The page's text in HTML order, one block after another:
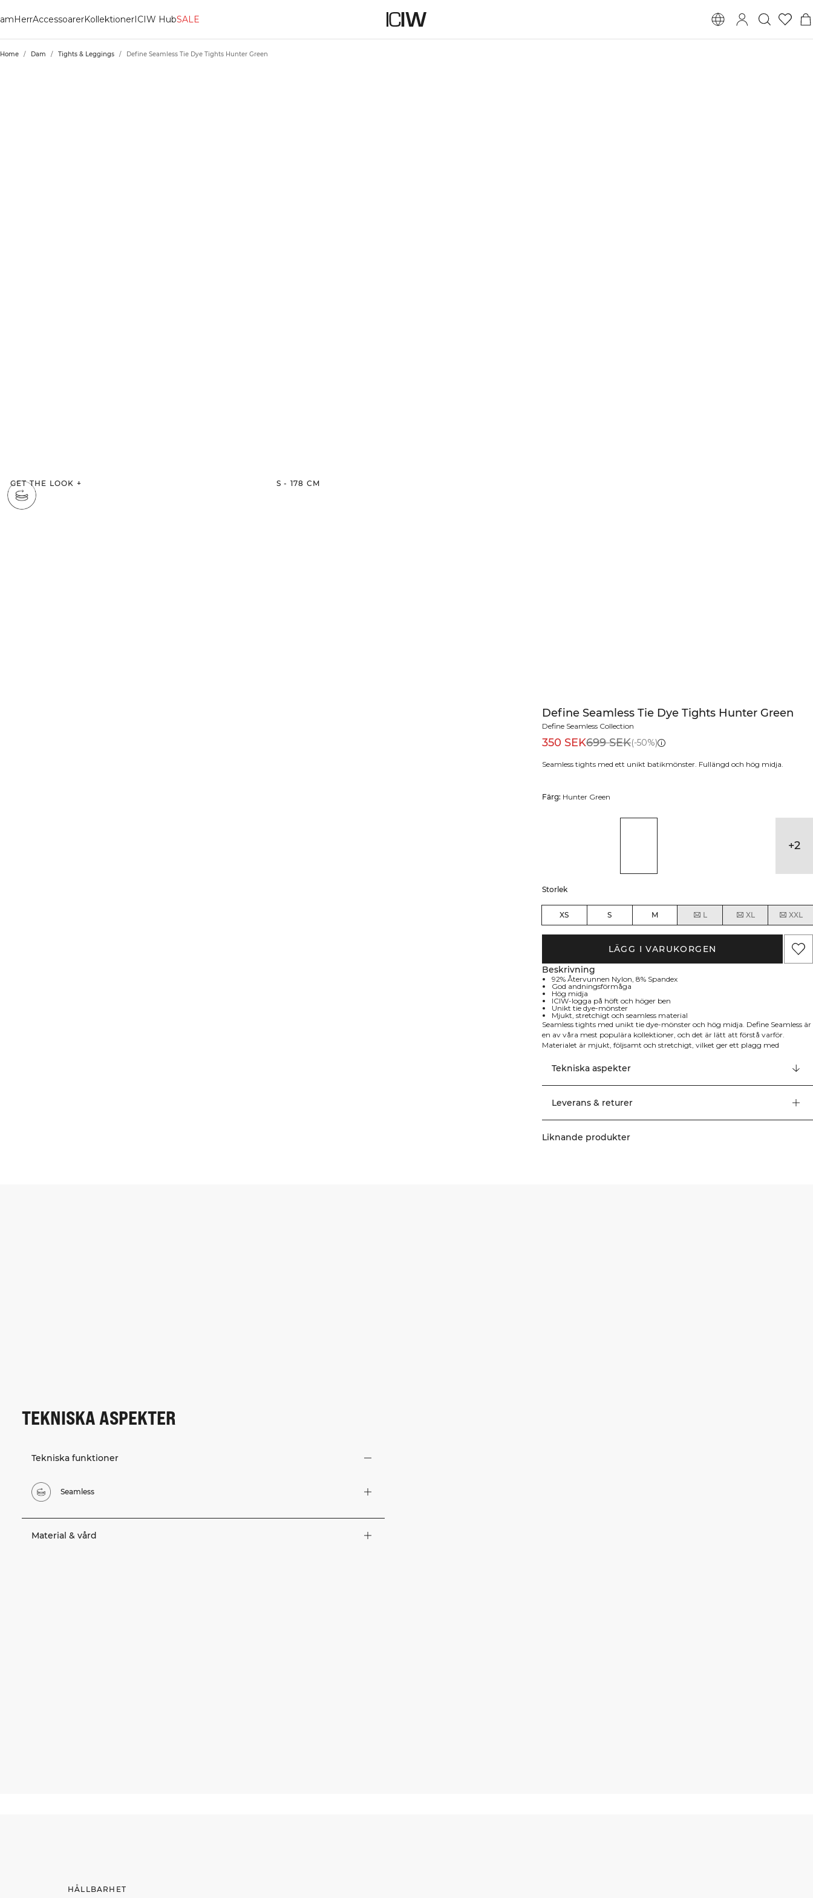
HerrAccessoarerKollektionerICIW HubSALE
Home / Dam / Tights & Leggings / Define Seamless Tie Dye Tights Hunter Green
GET THE LOOK + S - 178 CM
Define Seamless Tie Dye Tights Hunter Green
Define Seamless Collection
350 SEK699 SEK(-50%)
Seamless tights med ett unikt batikmönster. Fullängd och hög midja.
Färg: Hunter Green
+2
Storlek
XS S M L XL XXL
LÄGG I VARUKORGEN
Beskrivning
92% Återvunnen Nylon, 8% Spandex
God andningsförmåga
Hög midja
ICIW-logga på höft och höger ben
Unikt tie dye-mönster
Mjukt, stretchigt och seamless material
Seamless tights med unikt tie dye-mönster och hög midja. Define Seamless är
en av våra mest populära kollektioner, och det är lätt att förstå varför.
Materialet är mjukt, följsamt och stretchigt, vilket ger ett plagg med
matchande plagg i kollektionen, detaljer i tyget som lyfter designen. ICIW-
logga på vänster höft och diskret ICIW-logga på höger ben. God
andningsförmåga. Hög midja. ICIW-logga på höft och höger ben. Unikt tie
Tekniska aspekter
Leverans & returer
Liknande produkter
TEKNISKA ASPEKTER
Tekniska funktioner
Seamless
Material & vård
HÅLLBARHET